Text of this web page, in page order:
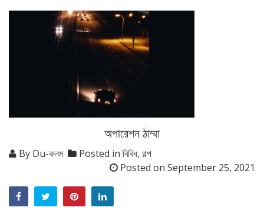
অপারেশন ঠাম্মা
By Du-কলম Posted in বিবিধ, গল্প
Posted on September 25, 2021